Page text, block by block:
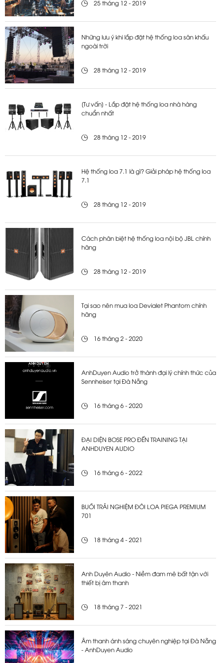
25 tháng 12 - 2019
Những lưu ý khi lắp đặt hệ thống loa sân khấu
ngoài trời
28 tháng 12 - 2019
[Tư vấn] - Lắp đặt hệ thống loa nhà hàng
chuẩn nhất
28 tháng 12 - 2019
Hệ thống loa 7.1 là gì? Giải pháp hệ thống loa
7.1
28 tháng 12 - 2019
Cách phân biệt hệ thống loa nội bộ JBL chính
hãng
28 tháng 12 - 2019
Tại sao nên mua loa Devialet Phantom chính
hãng
16 tháng 2 - 2020
AnhDuyen Audio trở thành đại lý chính thức của
Sennheiser tại Đà Nẵng
16 tháng 6 - 2020
ĐẠI DIỆN BOSE PRO ĐẾN TRAINING TẠI
ANHDUYEN AUDIO
16 tháng 6 - 2022
BUỔI TRẢI NGHIỆM ĐÔI LOA PIEGA PREMIUM
701
18 tháng 4 - 2021
Anh Duyên Audio - Niềm đam mê bất tận với
thiết bị âm thanh
18 tháng 7 - 2021
Âm thanh ánh sáng chuyên nghiệp tại Đà Nẵng
- AnhDuyen Audio